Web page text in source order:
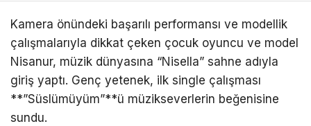
Kamera önündeki başarılı performansı ve modellik
çalışmalarıyla dikkat çeken çocuk oyuncu ve model
Nisanur, müzik dünyasına “Nisella” sahne adıyla
giriş yaptı. Genç yetenek, ilk single çalışması
**”Süslümüyüm”**ü müzikseverlerin beğenisine
sundu.